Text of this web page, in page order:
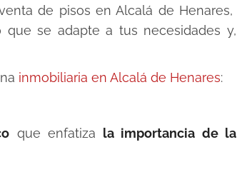
de pisos en Alcalá de Henares,
se adapte a tus necesidades y,
inmobiliaria en Alcalá de Henares:
que enfatiza la importancia de la